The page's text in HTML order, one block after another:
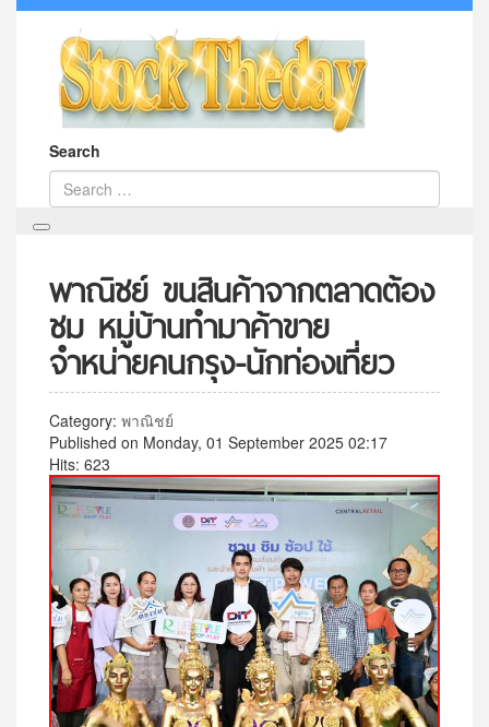
Search
พาณิชย์ ขนสินค้าจากตลาดต้อง
ชม หมู่บ้านทำมาค้าขาย
จำหน่ายคนกรุง-นักท่องเที่ยว
Category: พาณิชย์
Published on Monday, 01 September 2025 02:17
Hits: 623